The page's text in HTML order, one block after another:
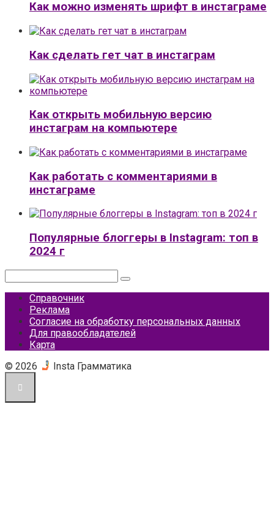
Как можно изменять шрифт в инстаграме
Как сделать гет чат в инстаграм
Как открыть мобильную версию
инстаграм на компьютере
Как работать с комментариями в
инстаграме
Популярные блоггеры в Instagram: топ в
2024 г
Справочник
Реклама
Согласие на обработку персональных данных
Для правообладателей
Карта
© 2026
Insta Грамматика